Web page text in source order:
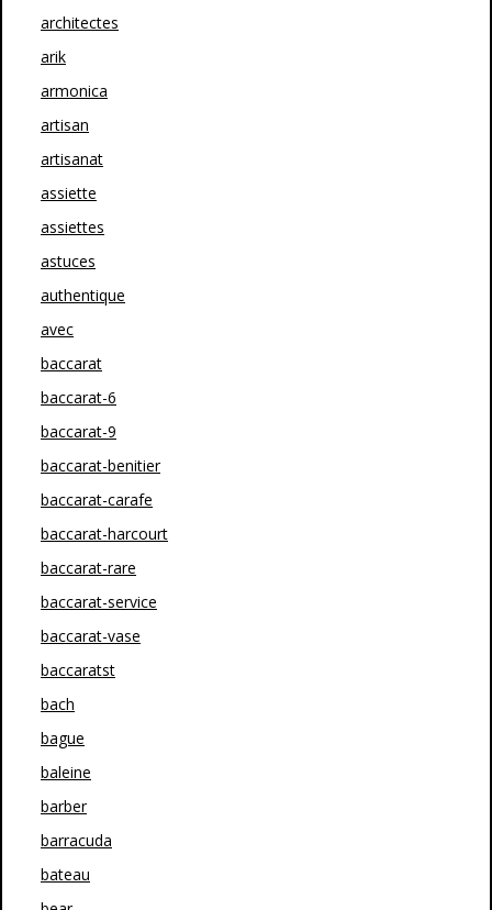
architectes
arik
armonica
artisan
artisanat
assiette
assiettes
astuces
authentique
avec
baccarat
baccarat-6
baccarat-9
baccarat-benitier
baccarat-carafe
baccarat-harcourt
baccarat-rare
baccarat-service
baccarat-vase
baccaratst
bach
bague
baleine
barber
barracuda
bateau